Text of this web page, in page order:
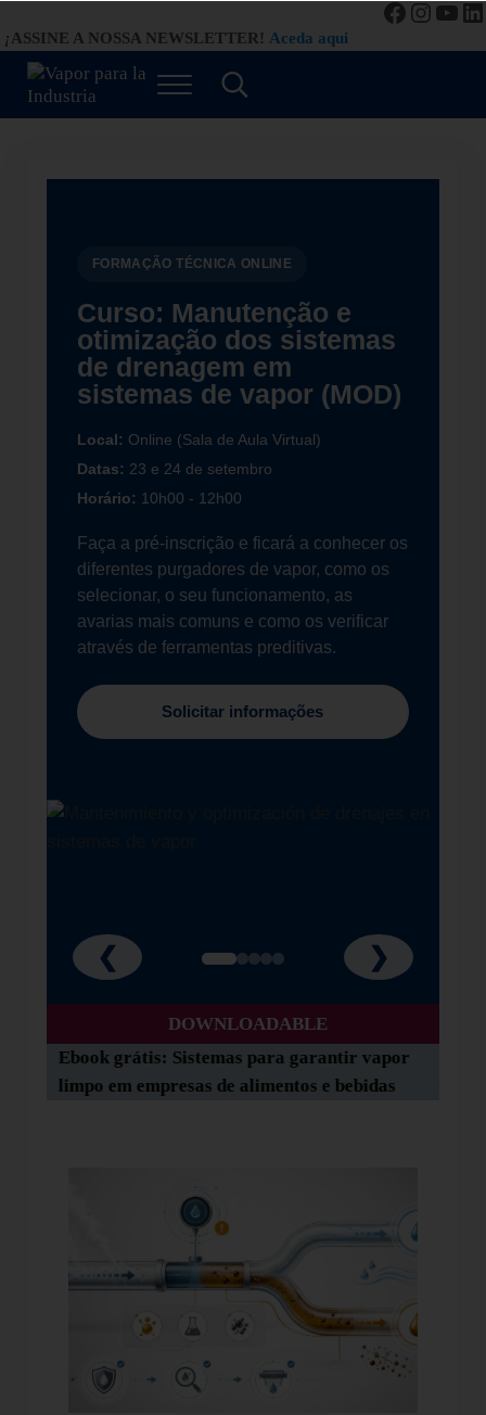
Facebook
¡ASSINE A NOSSA NEWSLETTER! Aceda aqui
Vapor para a Indústria
Gestão Eficiente de Sistemas a Vapor
Menu Procurar...
FORMAÇÃO TÉCNICA ONLINE
Curso: Manutenção e
otimização dos sistemas
de drenagem em
sistemas de vapor (MOD)
Local: Online (Sala de Aula Virtual)
Datas: 23 e 24 de setembro
Horário: 10h00 - 12h00
Faça a pré-inscrição e ficará a conhecer os
diferentes purgadores de vapor, como os
selecionar, o seu funcionamento, as
avarias mais comuns e como os verificar
através de ferramentas preditivas.
Solicitar informações
❮ ❯
DOWNLOADABLE
Ebook grátis: Sistemas para garantir vapor
limpo em empresas de alimentos e bebidas